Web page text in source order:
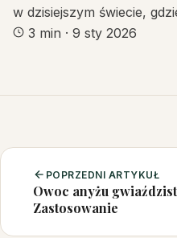
w dzisiejszym świecie,
3 min · 9 sty 2026
POPRZEDNI ARTYKUŁ
Owoc anyżu
Zastosowanie